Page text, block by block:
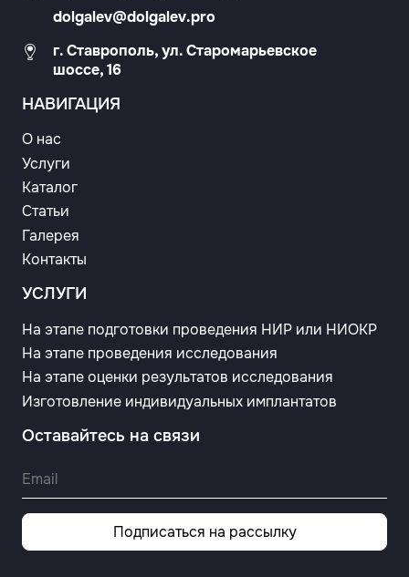
dolgalev@dolgalev.pro
г. Ставрополь, ул. Старомарьевское
шоссе, 16
НАВИГАЦИЯ
О нас
Услуги
Каталог
Статьи
Галерея
Контакты
УСЛУГИ
На этапе подготовки проведения НИР или НИОКР
На этапе проведения исследования
На этапе оценки результатов исследования
Изготовление индивидуальных имплантатов
Оставайтесь на связи
Подписаться на рассылку